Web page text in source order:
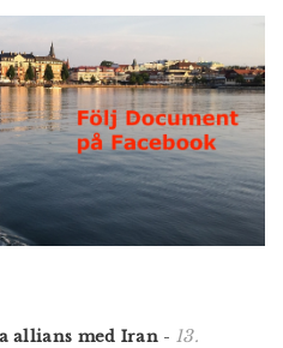
allians med Iran- 13.